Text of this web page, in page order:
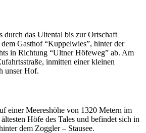
durch das Ultental bis zur Ortschaft
Gasthof “Kuppelwies”, hinter der
in Richtung “Ultner Höfeweg” ab. Am
inmitten einer kleinen
unser Hof.
einer Meereshöhe von 1320 Metern im
Höfe des Tales und befindet sich in
dem Zoggler – Stausee.